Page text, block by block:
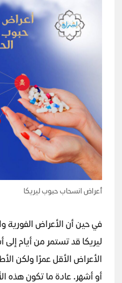
أعراض انسحاب حبوب ليريكا
في حين أن الأعراض الفورية
ليريكا قد تستمر من أيام
الأعراض الأقل عمرًا ولكن
أو أشهر. عادة ما تكون هذه